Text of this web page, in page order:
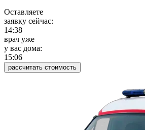
Оставляете
заявку сейчас:
14:38
врач уже
у вас дома:
15:06
рассчитать стоимость